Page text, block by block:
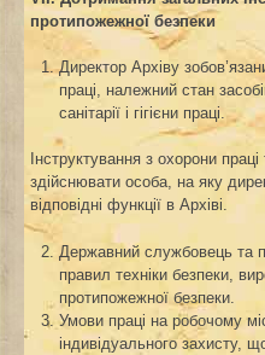
протипожежної безпеки
Директор Архіву
праці, належний стан
санітарії і гігієни праці.
Інструктування з охорони
здійснювати особа, на яку
відповідні функції в Архіві.
Державний службовець та
правил техніки безпеки,
протипожежної безпеки.
Умови праці на робочому
індивідуального захисту,